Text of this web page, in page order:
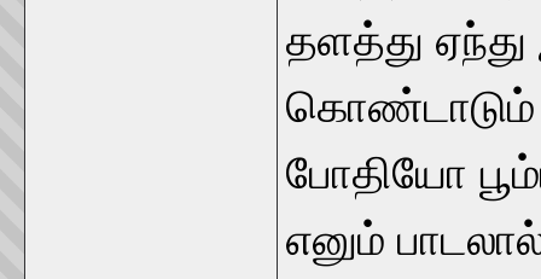
தளத்து
கொண்டாடும்
போதியோ
எனும்